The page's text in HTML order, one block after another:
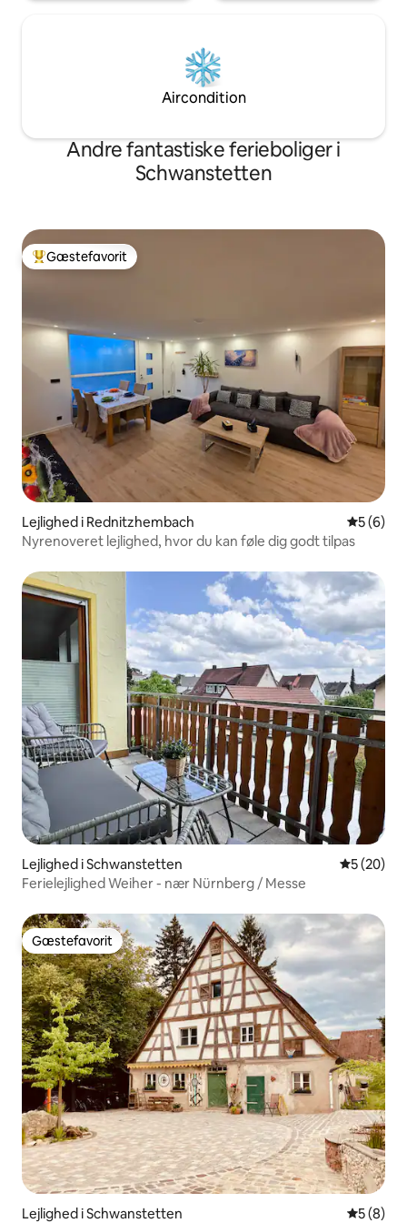
Aircondition
Andre fantastiske ferieboliger i
Schwanstetten
Bedste gæstefavorit
Gæstefavorit
Lejlighed i Rednitzhembach 5 ud af 5
5 (6)
Nyrenoveret lejlighed, hvor du kan føle dig godt tilpas
Lejlighed i Schwanstetten 5 ud af 5 i
5 (20)
Ferielejlighed Weiher - nær Nürnberg / Messe
Gæstefavorit
Gæstefavorit
Lejlighed i Schwanstetten 5 ud af 5
5 (8)